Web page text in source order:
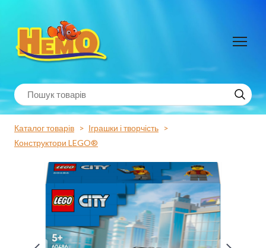
Каталог товарів
Іграшки і творчість
Конструктори LEGO®